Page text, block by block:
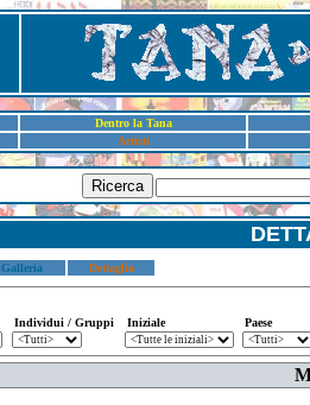
Dentro la Tana
Artisti
Ricerca
Galleria Dettaglio
Individui / Gruppi Iniziale Paese